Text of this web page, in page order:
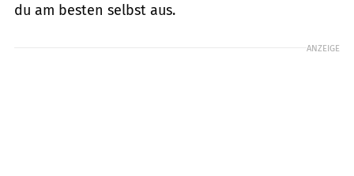
du am besten selbst aus.
ANZEIGE